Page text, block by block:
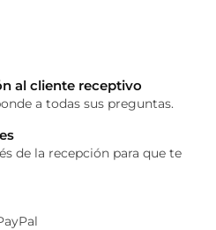
al cliente receptivo
a todas sus preguntas.
de la recepción para que te